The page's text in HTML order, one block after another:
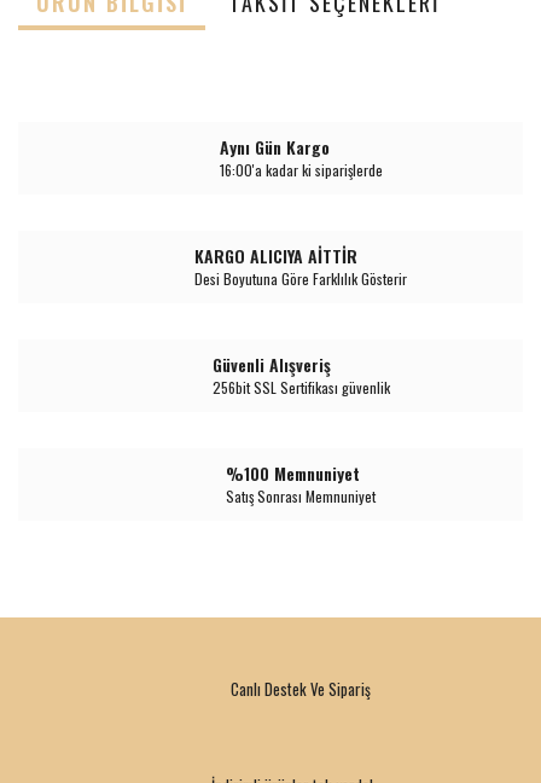
Aynı Gün Kargo
16:00'a kadar ki siparişlerde
KARGO ALICIYA AİTTİR
Desi Boyutuna Göre Farklılık Gösterir
Güvenli Alışveriş
256bit SSL Sertifikası güvenlik
%100 Memnuniyet
Satış Sonrası Memnuniyet
Canlı Destek Ve Sipariş